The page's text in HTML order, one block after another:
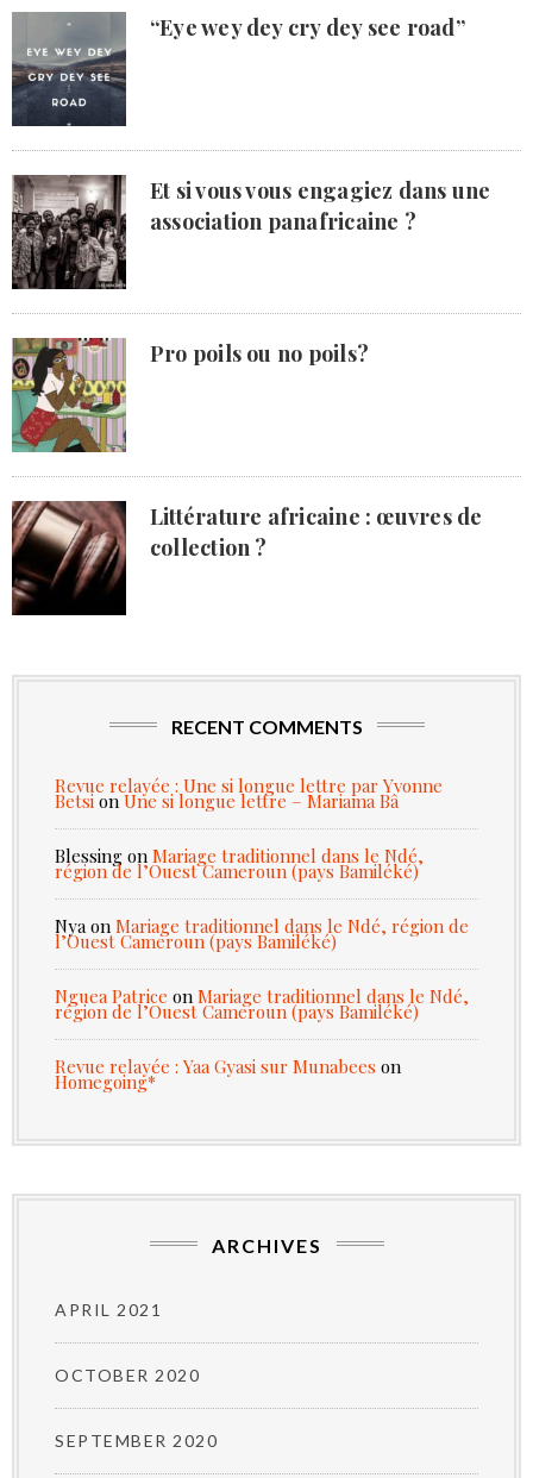
“Eye wey dey cry dey see road”
Et si vous vous engagiez dans une
association panafricaine ?
Pro poils ou no poils?
Littérature africaine : œuvres de
collection ?
RECENT COMMENTS
Revue relayée : Une si longue lettre par Yvonne
BetsionUne si longue lettre – Mariama Bâ
Blessing on Mariage traditionnel dans le Ndé,
région de l’Ouest Cameroun (pays Bamiléké)
Nya on Mariage traditionnel dans le Ndé, région de
l’Ouest Cameroun (pays Bamiléké)
Nguea Patrice on Mariage traditionnel dans le Ndé,
région de l’Ouest Cameroun (pays Bamiléké)
Revue relayée : Yaa Gyasi sur Munabees on
Homegoing*
ARCHIVES
APRIL 2021
OCTOBER 2020
SEPTEMBER 2020